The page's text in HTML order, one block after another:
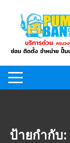
content
ป้ายกำกับ: